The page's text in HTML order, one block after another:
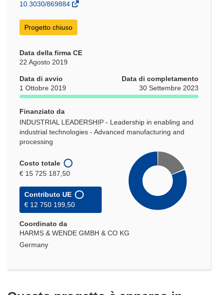
nuova
10.3030/869884
Progetto chiuso
Data della firma CE
22 Agosto 2019
Data di avvio
1 Ottobre 2019
Data di completamento
30 Settembre 2023
Finanziato da
INDUSTRIAL LEADERSHIP - Leadership in enabling and
industrial technologies - Advanced manufacturing and
processing
Costo totale
€ 15 725 187,50
Contributo UE
€ 12 750 199,50
Coordinato da
HARMS & WENDE GMBH & CO KG
Germany